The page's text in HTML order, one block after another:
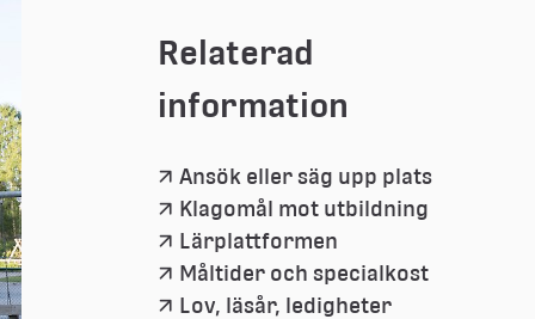
Relaterad
information
Ansök eller säg upp plats
Klagomål mot utbildning
Lärplattformen
Måltider och specialkost
Lov, läsår, ledigheter